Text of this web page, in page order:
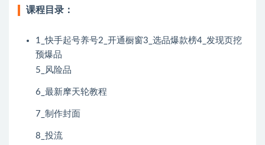
课程目录：
1_快手起号养号2_开通橱窗3_选品爆款榜4_发现页挖
预爆品
5_风险品
6_最新摩天轮教程
7_制作封面
8_投流